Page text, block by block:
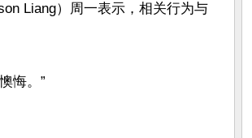
Liang）周一表示，相关行为与
悔。”